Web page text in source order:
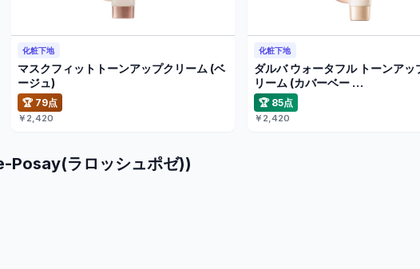
化粧下地
マスクフィットトーンアップクリーム (ベ
ージュ)
🏆 79点
￥2,420
化粧下地
ダルバ ウォータフル トーンアッ
リーム (カバーベー …
🏆 85点
￥2,420
Posay(ラロッシュポゼ))